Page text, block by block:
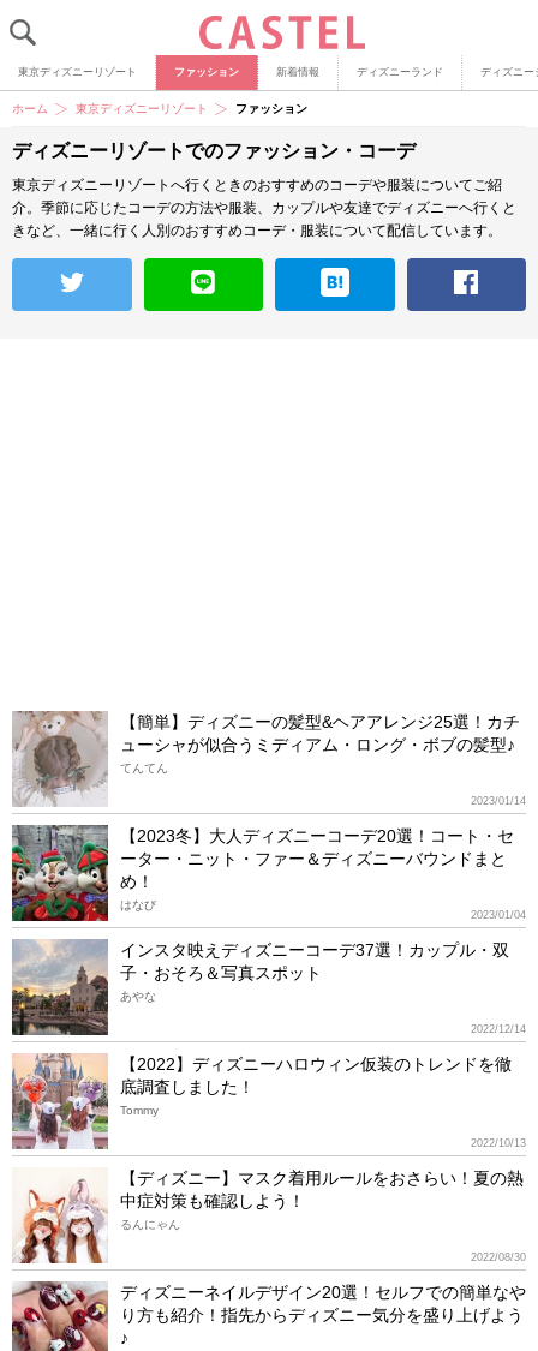
東京ディズニーリゾート ファッション 新着情報 ディズニーランド ディズニー
ホーム 東京ディズニーリゾート ファッション
ディズニーリゾートでのファッション・コーデ
東京ディズニーリゾートへ行くときのおすすめのコーデや服装についてご紹
介。季節に応じたコーデの方法や服装、カップルや友達でディズニーへ行くと
きなど、一緒に行く人別のおすすめコーデ・服装について配信しています。
【簡単】ディズニーの髪型&ヘアアレンジ25選！カチ
ューシャが似合うミディアム・ロング・ボブの髪型♪
2023/01/14
てんてん
【2023冬】大人ディズニーコーデ20選！コート・セ
ーター・ニット・ファー＆ディズニーバウンドまと
め！
2023/01/04
はなび
インスタ映えディズニーコーデ37選！カップル・双
子・おそろ＆写真スポット
2022/12/14
あやな
【2022】ディズニーハロウィン仮装のトレンドを徹
底調査しました！
2022/10/13
Tommy
【ディズニー】マスク着用ルールをおさらい！夏の熱
中症対策も確認しよう！
2022/08/30
るんにゃん
ディズニーネイルデザイン20選！セルフでの簡単なや
り方も紹介！指先からディズニー気分を盛り上げよう
♪